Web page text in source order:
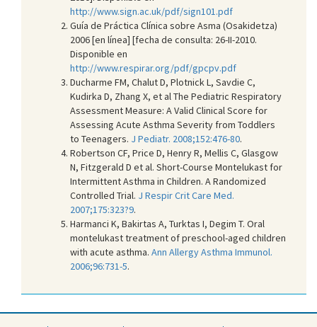
http://www.sign.ac.uk/pdf/sign101.pdf
Guía de Práctica Clínica sobre Asma (Osakidetza)
2006 [en línea] [fecha de consulta: 26-II-2010.
Disponible en
http://www.respirar.org/pdf/gpcpv.pdf
Ducharme FM, Chalut D, Plotnick L, Savdie C,
Kudirka D, Zhang X, et al The Pediatric Respiratory
Assessment Measure: A Valid Clinical Score for
Assessing Acute Asthma Severity from Toddlers
to Teenagers. J Pediatr. 2008;152:476-80.
Robertson CF, Price D, Henry R, Mellis C, Glasgow
N, Fitzgerald D et al. Short-Course Montelukast for
Intermittent Asthma in Children. A Randomized
Controlled Trial. J Respir Crit Care Med.
2007;175:323?9.
Harmanci K, Bakirtas A, Turktas I, Degim T. Oral
montelukast treatment of preschool-aged children
with acute asthma. Ann Allergy Asthma Immunol.
2006;96:731-5.